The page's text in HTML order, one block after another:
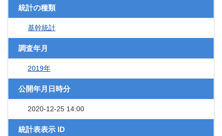
統計の種類
基幹統計
調査年月
2019年
公開年月日時分
2020-12-25 14:00
統計表表示 ID